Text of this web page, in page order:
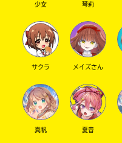
少女 琴莉
サクラ メイズさん
真帆 夏音